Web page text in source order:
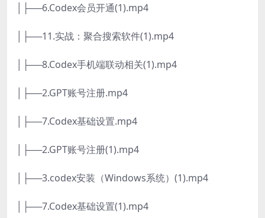
│├──6.Codex会员开通(1).mp4
│├──11.实战：聚合搜索软件(1).mp4
│├──8.Codex手机端联动相关(1).mp4
│├──2.GPT账号注册.mp4
│├──7.Codex基础设置.mp4
│├──2.GPT账号注册(1).mp4
│├──3.codex安装（Windows系统）(1).mp4
│├──7.Codex基础设置(1).mp4